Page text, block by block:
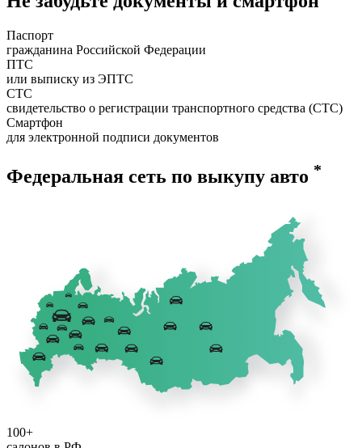
Паспорт
гражданина Российской Федерации
ПТС
или выписку из ЭПТС
СТС
свидетельство о регистрации транспортного средства (СТС)
Смартфон
для электронной подписи документов
Федеральная сеть по выкупу авто *
100+